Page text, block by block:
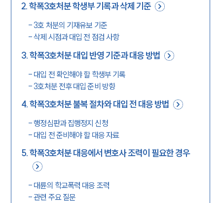
2.학폭3호처분 학생부 기록과 삭제 기준
- 3호 처분의 기재유보 기준
-삭제 시점과 대입 전 점검 사항
3.학폭3호처분 대입 반영 기준과 대응 방법
- 대입 전 확인해야 할 학생부 기록
- 3호처분 전후 대입 준비 방향
4.학폭3호처분 불복 절차와 대입 전 대응 방법
-행정심판과 집행정지 신청
- 대입 전 준비해야 할 대응 자료
5.학폭3호처분 대응에서 변호사 조력이 필요한 경우
- 대륜의 학교폭력 대응 조력
-관련 주요 질문